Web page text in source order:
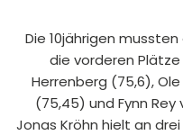
Die 10jährigen
die vorderen Plätze
Herrenberg (75,6),
(75,45) und Fynn Rey
Jonas Kröhn hielt an